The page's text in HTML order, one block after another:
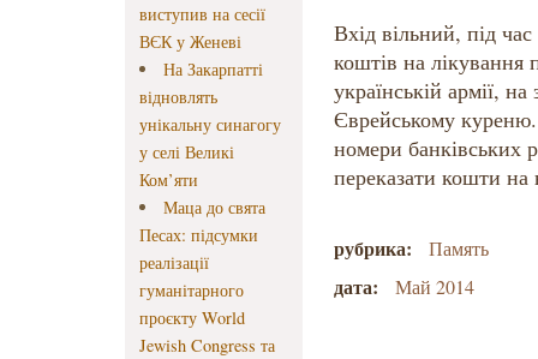
виступив на сесії
ВЄК у Женеві
На Закарпатті
відновлять
унікальну синагогу
у селі Великі
Ком’яти
Маца до свята
Песах: підсумки
реалізації
гуманітарного
проєкту World
Jewish Congress та
Вхід вільний, під
коштів на лікування
українській армії,
Єврейському
номери банківських
переказати кошти на
рубрика: Память
дата: Май 2014